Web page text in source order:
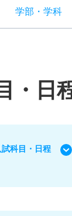
学部 ・ 学科
・日
試科目・日程